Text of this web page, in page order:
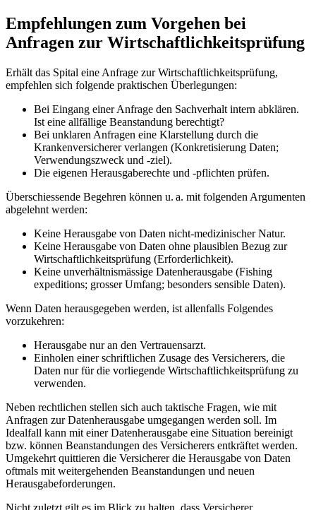
Empfehlungen zum Vorgehen bei
Anfragen zur Wirtschaftlichkeitsprüfung
Erhält das Spital eine Anfrage zur Wirtschaftlichkeitsprüfung,
empfehlen sich folgende praktischen Überlegungen:
Bei Eingang einer Anfrage den Sachverhalt intern abklären.
Ist eine allfällige Beanstandung berechtigt?
Bei unklaren Anfragen eine Klarstellung durch die
Krankenversicherer verlangen (Konkretisierung Daten;
Verwendungszweck und -ziel).
Die eigenen Herausgaberechte und -pflichten prüfen.
Überschiessende Begehren können u. a. mit folgenden Argumenten
abgelehnt werden:
Keine Herausgabe von Daten nicht-medizinischer Natur.
Keine Herausgabe von Daten ohne plausiblen Bezug zur
Wirtschaftlichkeitsprüfung (Erforderlichkeit).
Keine unverhältnismässige Datenherausgabe (Fish­ing
expeditions; grosser Umfang; besonders sensible Daten).
Wenn Daten herausgegeben werden, ist allenfalls Folgendes
vorzukehren:
Herausgabe nur an den Vertrauensarzt.
Einholen einer schriftlichen Zusage des Versicherers, die
Daten nur für die vorliegende Wirtschaftlichkeitsprüfung zu
verwenden.
Neben rechtlichen stellen sich auch taktische Fragen, wie mit
Anfragen zur Datenherausgabe umgegangen werden soll. Im
Idealfall kann mit einer Datenherausgabe eine Situation bereinigt
bzw. können Beanstandungen des Versicherers entkräftet werden.
Umgekehrt quittieren die Versicherer die Herausgabe von Daten
oftmals mit weitergehenden Beanstandungen und neuen
Herausgabeforderungen.
Nicht zuletzt gilt es im Blick zu halten, dass Versicherer